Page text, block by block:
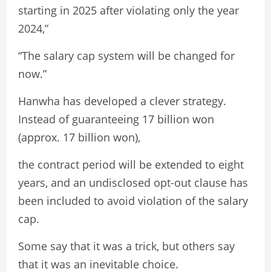
starting in 2025 after violating only the year
2024,”
“The salary cap system will be changed for
now.”
Hanwha has developed a clever strategy.
Instead of guaranteeing 17 billion won
(approx. 17 billion won),
the contract period will be extended to eight
years, and an undisclosed opt-out clause has
been included to avoid violation of the salary
cap.
Some say that it was a trick, but others say
that it was an inevitable choice.